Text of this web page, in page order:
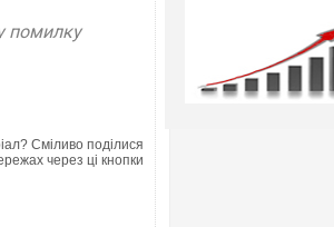
помилку
Сміливо поділися
через ці кнопки